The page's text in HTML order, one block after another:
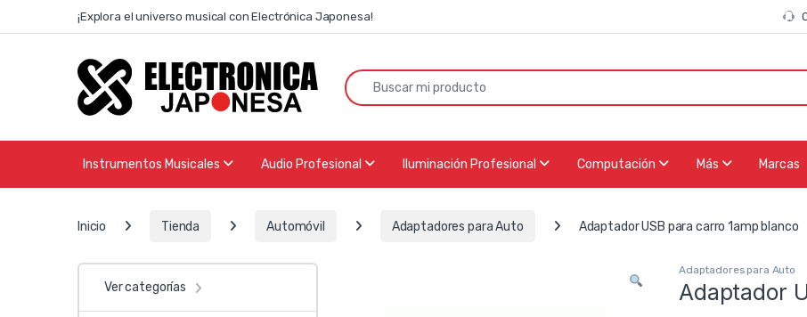
Skip to navigation
Skip to content¡Explora el universo musical con Electrónica Japonesa!
Search for:
Instrumentos Musicales Audio Profesional Iluminación Profesional Computación Más Marcas
Inicio Tienda Automóvil Adaptadores para Auto Adaptador USB para carro 1amp blanco
Adaptadores para Auto
Adaptador
Ver categorías